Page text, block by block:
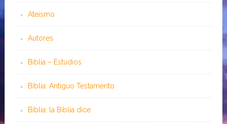
Ateísmo
Autores
Biblia – Estudios
Biblia: Antiguo Testamento
Biblia: la Biblia dice